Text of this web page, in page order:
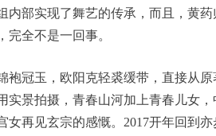
内部实现了舞艺的传承，而且，黄
完全不是一回事。
袍冠玉，欧阳克轻裘缓带，直接从
实景拍摄，青春山河加上青春儿女
女再见玄宗的感慨。2017开年回到